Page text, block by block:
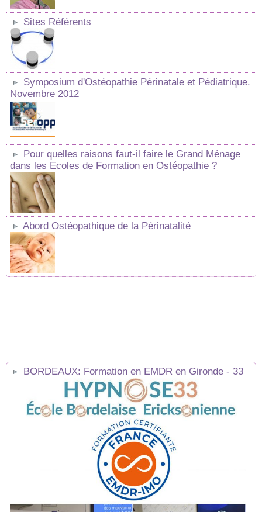
Sites Référents
Symposium d'Ostéopathie Périnatale et Pédiatrique.
Novembre 2012
Pour quelles raisons faut-il faire le Grand Ménage
dans les Ecoles de Formation en Ostéopathie ?
Abord Ostéopathique de la Périnatalité
BORDEAUX: Formation en EMDR en Gironde - 33